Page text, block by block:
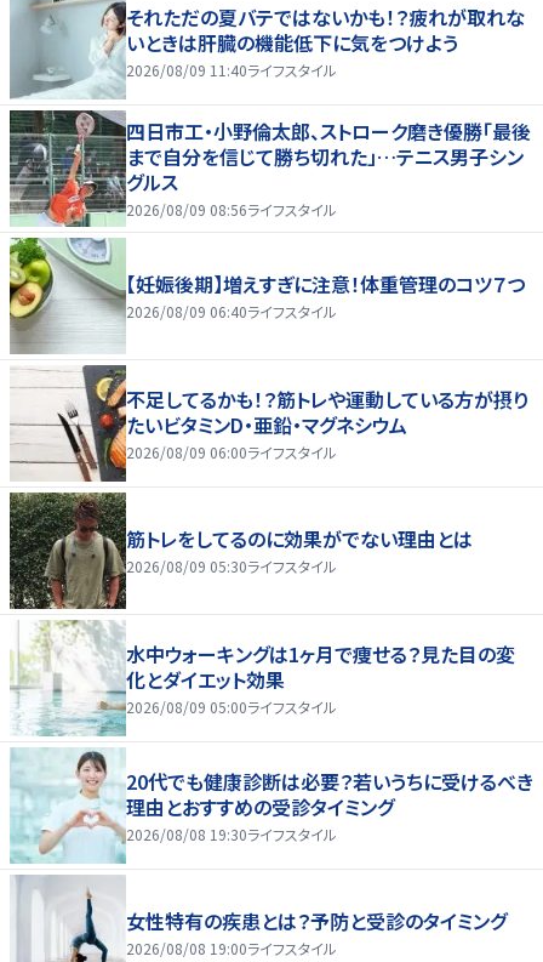
それただの夏バテではないかも！？疲れが取れな
いときは肝臓の機能低下に気をつけよう
2026/08/09 11:40ライフスタイル
四日市工・小野倫太郎、ストローク磨き優勝「最後
まで自分を信じて勝ち切れた」…テニス男子シン
グルス
2026/08/09 08:56ライフスタイル
【妊娠後期】増えすぎに注意！体重管理のコツ７つ
2026/08/09 06:40ライフスタイル
不足してるかも！？筋トレや運動している方が摂り
たいビタミンD・亜鉛・マグネシウム
2026/08/09 06:00ライフスタイル
筋トレをしてるのに効果がでない理由とは
2026/08/09 05:30ライフスタイル
水中ウォーキングは1ヶ月で痩せる？見た目の変
化とダイエット効果
2026/08/09 05:00ライフスタイル
20代でも健康診断は必要？若いうちに受けるべき
理由とおすすめの受診タイミング
2026/08/08 19:30ライフスタイル
女性特有の疾患とは？予防と受診のタイミング
2026/08/08 19:00ライフスタイル